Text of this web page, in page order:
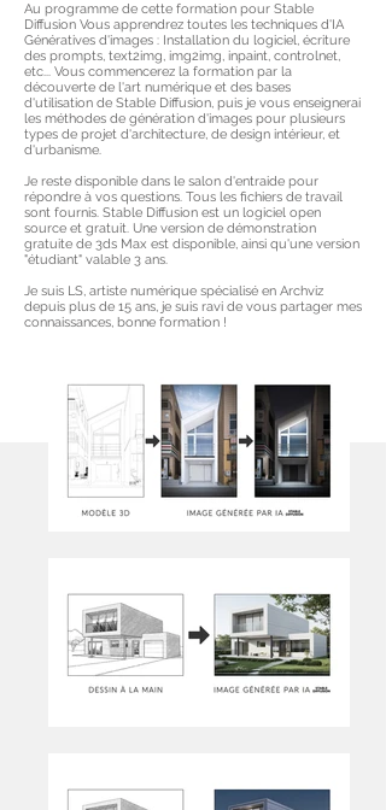
Au programme de cette formation pour Stable
Diffusion Vous apprendrez toutes les techniques d'IA
Génératives d'images : Installation du logiciel, écriture
des prompts, text2img, img2img, inpaint, controlnet,
etc... Vous commencerez la formation par la
découverte de l'art numérique et des bases
d'utilisation de Stable Diffusion, puis je vous enseignerai
les méthodes de génération d'images pour plusieurs
types de projet d'architecture, de design intérieur, et
d'urbanisme.
Je reste disponible dans le salon d'entraide pour
répondre à vos questions. Tous les fichiers de travail
sont fournis. Stable Diffusion est un logiciel open
source et gratuit. Une version de démonstration
gratuite de 3ds Max est disponible, ainsi qu'une version
"étudiant" valable 3 ans.
Je suis LS, artiste numérique spécialisé en Archviz
depuis plus de 15 ans, je suis ravi de vous partager mes
connaissances, bonne formation !